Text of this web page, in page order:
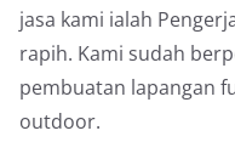
jasa kami ialah
rapih. Kami sudah
pembuatan lapangan
outdoor.